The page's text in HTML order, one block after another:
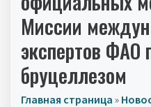
Миссии
экспертов ФАО
бруцеллезом
Главная страница »